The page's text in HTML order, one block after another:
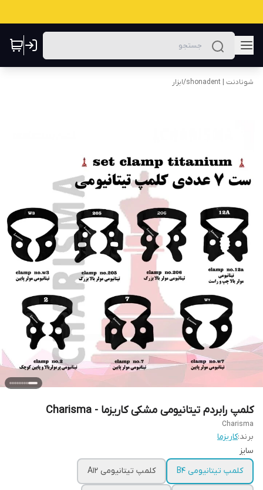
شونادنت | shonadent /ابزار
کلمپ رابردم تیتانیومی مشکی کاریزما - Charisma
Charisma
برند:کاریزما
سا‌یز
کلمپ تیتانیومی B4
کلمپ تیتانیومی A12